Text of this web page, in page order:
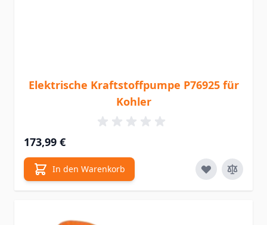
Elektrische Kraftstoffpumpe P76925 für
Kohler
173,99 €
In den Warenkorb